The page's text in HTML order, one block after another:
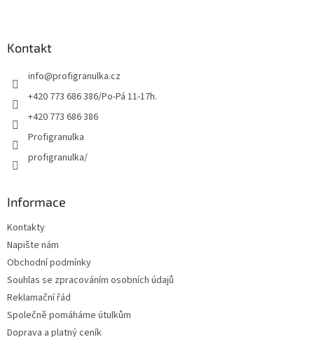
Kontakt
info@profigranulka.cz
+420 773 686 386/Po-Pá 11-17h.
+420 773 686 386
Profigranulka
profigranulka/
Informace
Kontakty
Napište nám
Obchodní podmínky
Souhlas se zpracováním osobních údajů
Reklamační řád
Společně pomáháme útulkům
Doprava a platný ceník